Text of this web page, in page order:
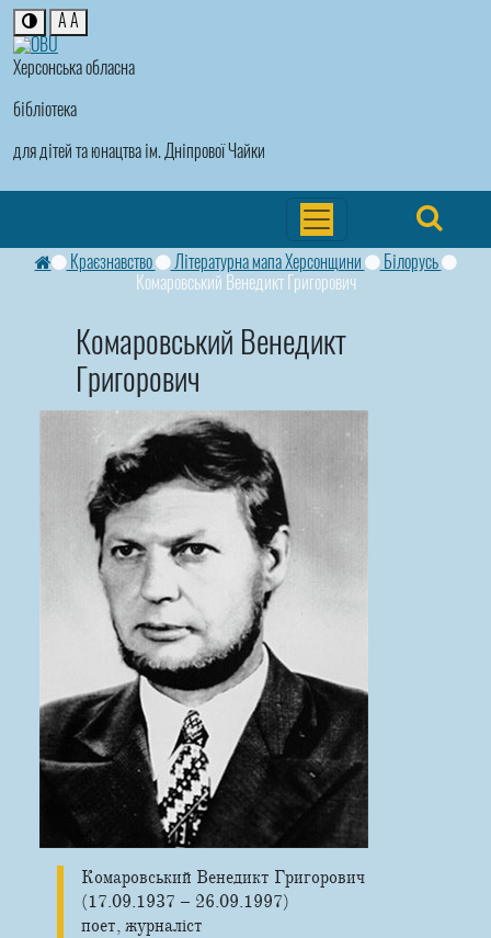
Херсонська обласна
бібліотека
для дітей та юнацтва ім. Дніпрової Чайки
A A
Краєзнавство Літературна мапа Херсонщини
Білорусь
Комаровський Венедикт Григорович
Комаровський Венедикт
Григорович
Комаровський Венедикт Григорович
(17.09.1937 – 26.09.1997)
поет, журналіст